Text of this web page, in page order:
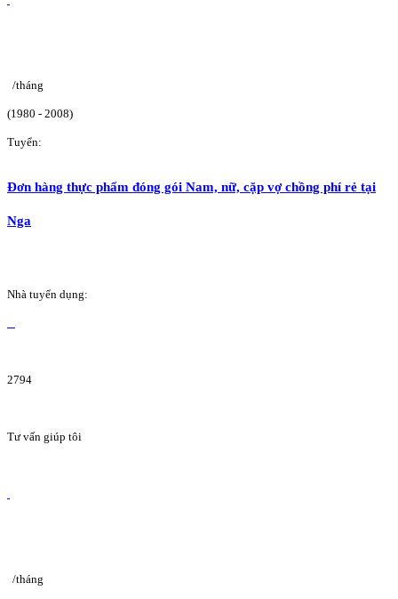
/tháng
(1980 - 2008)
Tuyển:
Đơn hàng thực phẩm đóng gói Nam, nữ, cặp vợ chồng phí rẻ tại
Nga
Nhà tuyển dụng:
2794
Tư vấn giúp tôi
/tháng